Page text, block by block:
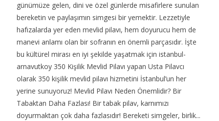
günümüze gelen, dini ve özel günlerde misafirlere sunulan
bereketin ve paylaşımın simgesi bir yemektir. Lezzetiyle
hafızalarda yer eden mevlid pilavı, hem doyurucu hem de
manevi anlamı olan bir sofranın en önemli parçasıdır. İşte
bu kültürel mirası en iyi şekilde yaşatmak için istanbul-
arnavutkoy 350 Kişilik Mevlid Pilavı yapan Usta Pilavcı
olarak 350 kişilik mevlid pilavı hizmetini İstanbul’un her
yerine sunuyoruz! Mevlid Pilavı Neden Önemlidir? Bir
Tabaktan Daha Fazlası! Bir tabak pilav, karnımızı
doyurmaktan çok daha fazlasıdır! Bereketi simgeler, birlik...